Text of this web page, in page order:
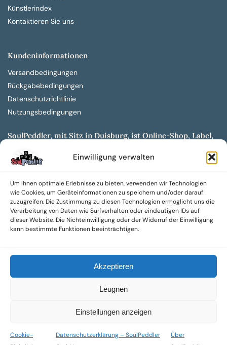
Einwilligung verwalten
Um Ihnen optimale Erlebnisse zu bieten, verwenden wir Technologien
wie Cookies, um Geräteinformationen zu speichern und/oder darauf
zuzugreifen. Die Zustimmung zu diesen Technologien ermöglicht uns die
Verarbeitung von Daten wie Surfverhalten oder eindeutigen IDs auf
dieser Website. Die Nichteinwilligung oder der Widerruf der Einwilligung
kann bestimmte Funktionen beeinträchtigen.
Akzeptieren
Leugnen
Einstellungen anzeigen
Cookie-
Datenschutzerklärung – SoulPeddler
Über
Künstlerindex
Kontaktieren Sie uns
Kundeninformationen
Versandbedingungen
Rückgabebedingungen
Datenschutzrichtlinie
Nutzungsbedingungen
SoulPeddler, mit Sitz in Duisburg, ist Online-Shop, Label,
entwickelt aus dem SoulPeddler Vinyl-Presswerk und
unserer Online-Gig-Plattform.
Wir bieten eine breite Auswahl an sowohl hochgradig
sammelwürdigen als auch Mainstream-Titeln und -Formaten auf
Vinyl, CD und weiteren Medien.
Sowohl neue als auch gebrauchte, nach Zustand bewertete
Wir setzen uns leidenschaftlich für unabhängige Künstler und
Labels ein und bieten hochwertige, maßgeschneiderte Lösungen
aus über 30 Jahren Erfahrung in der Musikindustrie.
SoulPeddler Mailorder, Records & Vinyl Production – DUBOX –
Nettirock – Nice Guy Records – MOVA Museum of Vinyl Arts
© 2025 SoulPeddler GmbH®